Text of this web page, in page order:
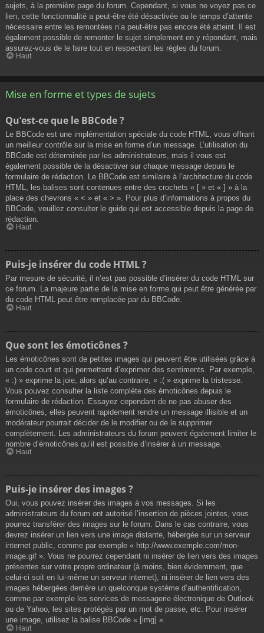
sujets, à la première page du forum. Cependant, si vous ne voyez pas ce
lien, cette fonctionnalité a peut-être été désactivée ou le temps d’attente
nécessaire entre les remontées n’a peut-être pas encore été atteint. Il est
également possible de remonter le sujet simplement en y répondant, mais
assurez-vous de le faire tout en respectant les règles du forum.
Haut
Mise en forme et types de sujets
Qu’est-ce que le BBCode ?
Le BBCode est une implémentation spéciale du code HTML, vous offrant
un meilleur contrôle sur la mise en forme d’un message. L’utilisation du
BBCode est déterminée par les administrateurs, mais il vous est
également possible de la désactiver sur chaque message depuis le
formulaire de rédaction. Le BBCode est similaire à l’architecture du code
HTML, les balises sont contenues entre des crochets « [ » et « ] » à la
place des chevrons « < » et « > ». Pour plus d’informations à propos du
BBCode, veuillez consulter le guide qui est accessible depuis la page de
rédaction.
Haut
Puis-je insérer du code HTML ?
Par mesure de sécurité, il n’est pas possible d’insérer du code HTML sur
ce forum. La majeure partie de la mise en forme qui peut être générée par
du code HTML peut être remplacée par du BBCode.
Haut
Que sont les émoticônes ?
Les émoticônes sont de petites images qui peuvent être utilisées grâce à
un code court et qui permettent d’exprimer des sentiments. Par exemple,
« :) » exprime la joie, alors qu’au contraire, « :( » exprime la tristesse.
Vous pouvez consulter la liste complète des émoticônes depuis le
formulaire de rédaction. Essayez cependant de ne pas abuser des
émoticônes, elles peuvent rapidement rendre un message illisible et un
modérateur pourrait décider de le modifier ou de le supprimer
complètement. Les administrateurs du forum peuvent également limiter le
nombre d’émoticônes qu’il est possible d’insérer à un message.
Haut
Puis-je insérer des images ?
Oui, vous pouvez insérer des images à vos messages. Si les
administrateurs du forum ont autorisé l’insertion de pièces jointes, vous
pourrez transférer des images sur le forum. Dans le cas contraire, vous
devrez insérer un lien vers une image distante, hébergée sur un serveur
internet public, comme par exemple « http://www.exemple.com/mon-
image.gif ». Vous ne pourrez cependant ni insérer de lien vers des images
présentes sur votre propre ordinateur (à moins, bien évidemment, que
celui-ci soit en lui-même un serveur internet), ni insérer de lien vers des
images hébergées derrière un quelconque système d’authentification,
comme par exemple les services de messagerie électronique de Outlook
ou de Yahoo, les sites protégés par un mot de passe, etc. Pour insérer
une image, utilisez la balise BBCode « [img] ».
Haut